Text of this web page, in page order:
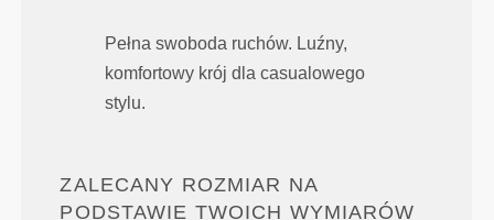
Pełna swoboda ruchów. Luźny,
komfortowy krój dla casualowego
stylu.
ZALECANY ROZMIAR NA
PODSTAWIE TWOICH WYMIARÓW